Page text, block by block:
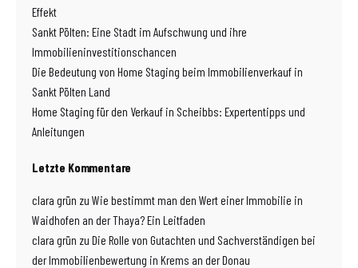
Effekt
Sankt Pölten: Eine Stadt im Aufschwung und ihre
Immobilieninvestitionschancen
Die Bedeutung von Home Staging beim Immobilienverkauf in
Sankt Pölten Land
Home Staging für den Verkauf in Scheibbs: Expertentipps und
Anleitungen
Letzte Kommentare
clara grün zu Wie bestimmt man den Wert einer Immobilie in
Waidhofen an der Thaya? Ein Leitfaden
clara grün zu Die Rolle von Gutachten und Sachverständigen bei
der Immobilienbewertung in Krems an der Donau